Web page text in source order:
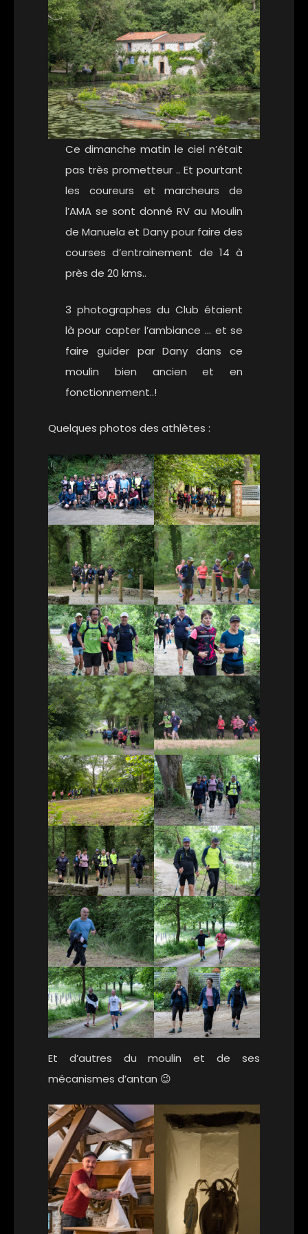
Ce dimanche matin le ciel n’était
pas très prometteur .. Et pourtant
les coureurs et marcheurs de
l’AMA se sont donné RV au Moulin
de Manuela et Dany pour faire des
courses d’entrainement de 14 à
près de 20 kms..
3 photographes du Club étaient
là pour capter l’ambiance … et se
faire guider par Dany dans ce
moulin bien ancien et en
fonctionnement..!
Quelques photos des athlètes :
Et d’autres du moulin et de ses
mécanismes d’antan 😉